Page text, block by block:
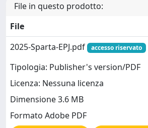
File in questo prodotto:
File
2025-Sparta-EPJ.pdf
accesso riservato
Tipologia: Publisher's version/PDF
Licenza: Nessuna licenza
Dimensione 3.6 MB
Formato Adobe PDF